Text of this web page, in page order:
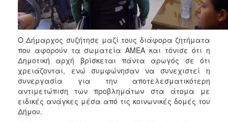
Ο Δήμαρχος συζήτησε μαζί τους διάφορα ζητήματα
που αφορούν τα σωματεία ΑΜΕΑ και τόνισε ότι η
Δημοτική αρχή βρίσκεται πάντα αρωγός σε ότι
χρειάζονται, ενώ συμφώνησαν να συνεχιστεί η
συνεργασία για την αποτελεσματικότερη
αντιμετώπιση των προβλημάτων στα άτομα με
ειδικές ανάγκες μέσα από τις κοινωνικές δομές του
Δήμου.